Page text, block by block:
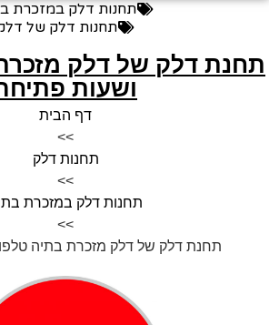
תחנות דלק במזכרת
תחנות דלק של דלק
דלק של דלק מזכרת
ושעות פתיחה
דף הבית
>>
תחנות דלק
>>
תחנות דלק במזכרת
>>
תחנת דלק של דלק מזכרת בתיה